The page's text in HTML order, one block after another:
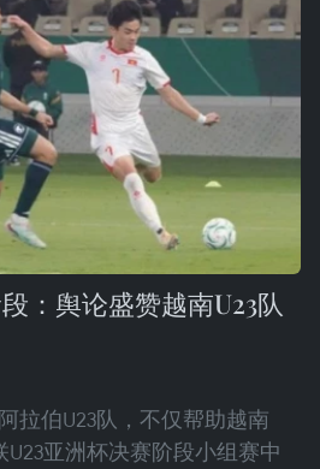
：舆论盛赞越南U23队
拉伯U23队，不仅帮助越南
U23亚洲杯决赛阶段小组赛中